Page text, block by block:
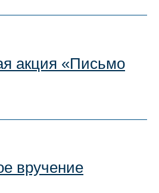
акция «Письмо
вручение